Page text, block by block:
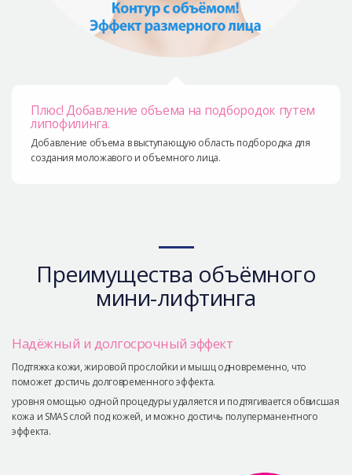
Плюс! Добавление объема на подбородок путем
липофилинга.
Добавление объема в выступающую область подбородка для
создания моложавого и объемного лица.
Преимущества объёмного
мини-лифтинга
Надёжный и долгосрочный эффект
Подтяжка кожи, жировой прослойки и мышц одновременно, что
поможет достичь долговременного эффекта.
уровня омощью одной процедуры удаляется и подтягивается обвисшая
кожа и SMAS слой под кожей, и можно достичь полуперманентного
эффекта.